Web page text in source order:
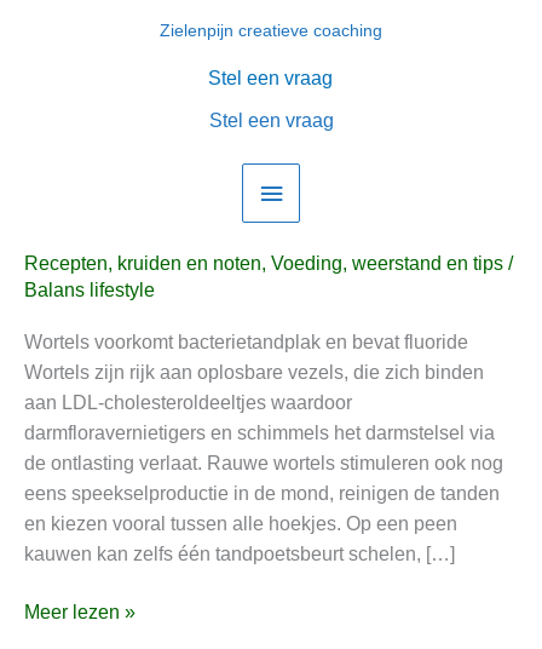
Zielenpijn creatieve coaching
Hoofdmenu
Stel een vraag
Stel een vraag
✅ Wortels vol prebiotische
ecosysteemstofjes, ’t voorkomt
bacterietandplak en bevat
fluoride voor gezonde tanden
Recepten, kruiden en noten, Voeding, weerstand en tips /
Balans lifestyle
Wortels voorkomt bacterietandplak en bevat fluoride
Wortels zijn rijk aan oplosbare vezels, die zich binden
aan LDL-cholesteroldeeltjes waardoor
darmfloravernietigers en schimmels het darmstelsel via
de ontlasting verlaat. Rauwe wortels stimuleren ook nog
eens speekselproductie in de mond, reinigen de tanden
en kiezen vooral tussen alle hoekjes. Op een peen
kauwen kan zelfs één tandpoetsbeurt schelen, […]
voorkomt
bacterietandplak
en
bevat
fluoride
voor
gezonde
Meer lezen »